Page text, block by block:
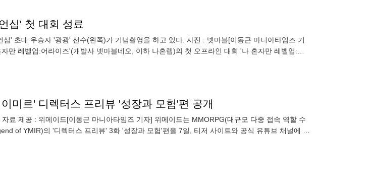
십' 첫 대회 성료
' 초대 우승자 '광광' 선수(왼쪽)가 기념촬영을 하고 있다. 사진 : 넷마블[이동근 마니아타임즈 기
만 레벨업:어라이즈'(개발사 넷마블네오, 이하 나혼렙)의 첫 오프라인 대회 '나 혼자만 레벨업:어
미르' 디렉터스 프리뷰 '성장과 모험'편 공개
료 제공 : 위메이드[이동근 마니아타임즈 기자] 위메이드는 MMORPG(대규모 다중 접속 역할 수
of YMIR)의 '디렉터스 프리뷰' 3화 '성장과 모험'편을 7일, 티저 사이트와 공식 유튜브 채널에 공